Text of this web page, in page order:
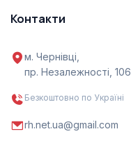
Контакти
м. Чернівці,
пр. Незалежності, 106
Безкоштовно по Україні
rh.net.ua@gmail.com